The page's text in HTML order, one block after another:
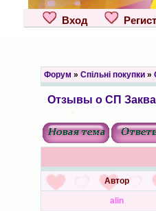
Вход
Форум » Спільні покупки»
Отзывы о СП
Автор
alin